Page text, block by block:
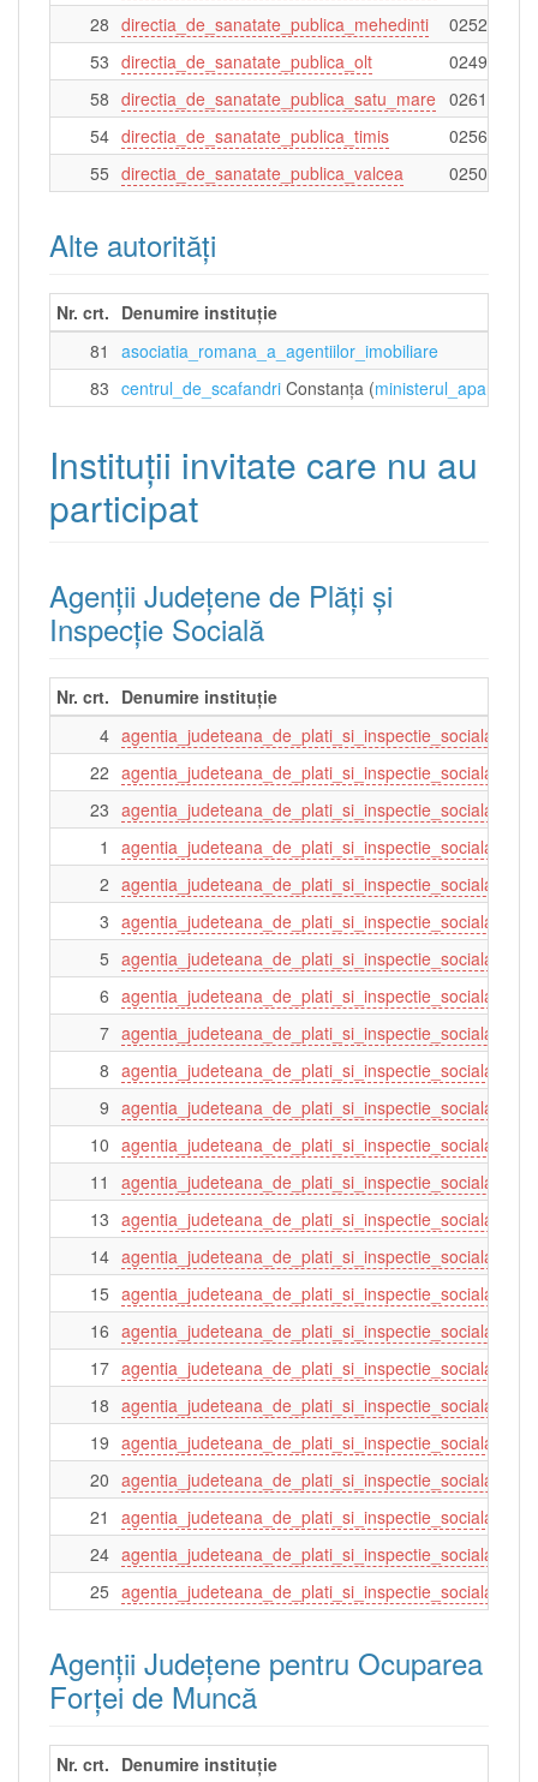
28 directia_de_sanatate_publica_mehedinti
53 directia_de_sanatate_publica_olt
58 directia_de_sanatate_publica_satu_mare
54 directia_de_sanatate_publica_timis
55 directia_de_sanatate_publica_valcea
Alte autorități
Nr. crt. Denumire instituție
81
asociatia_romana_a_agentiilor_imobiliare
83 centrul_de_scafandri Constanța (
Instituţii invitate care nu au
participat
Agenții Județene de Plăţi şi
Inspecţie Socială
Nr. crt. Denumire instituție
4 agentia_judeteana_de_plati_si_inspectie_sociala_dolj
22
23 agentia_judeteana_de_plati_si_inspectie_sociala_salaj
1
agentia_judeteana_de_plati_si_inspectie_sociala_arad
2
3
5 agentia_judeteana_de_plati_si_inspectie_sociala_gorj
6
7
8 agentia_judeteana_de_plati_si_inspectie_sociala_olt
9 agentia_judeteana_de_plati_si_inspectie_sociala_timis
10
11
13
14
15
16
17 agentia_judeteana_de_plati_si_inspectie_sociala_cluj
18
19 agentia_judeteana_de_plati_si_inspectie_sociala_ilfov
20
21
24
25
Agenții Județene pentru Ocuparea
Forței de Muncă
Nr. crt. Denumire instituție